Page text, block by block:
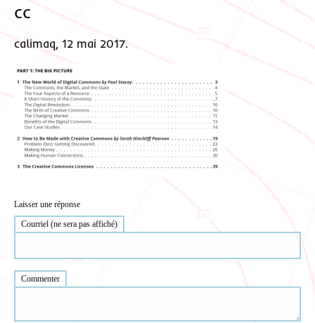
cc
calimaq, 12 mai 2017.
Laisser une réponse
Courriel (ne sera pas affiché)
Commenter